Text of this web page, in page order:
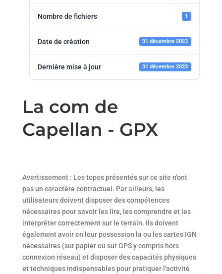
Nombre de fichiers 1
Date de création 31 décembre 2023
Dernière mise à jour 31 décembre 2023
La com de
Capellan - GPX
Avertissement : Les topos présentés sur ce site n'ont
pas un caractère contractuel. Par ailleurs, les
utilisateurs doivent disposer des compétences
nécessaires pour savoir les lire, les comprendre et les
interpréter correctement sur le terrain. Ils doivent
également avoir en leur possession la ou les cartes IGN
nécessaires (sur papier ou sur GPS y compris hors
connexion réseau) et disposer des capacités physiques
et techniques indispensables pour pratiquer l'activité